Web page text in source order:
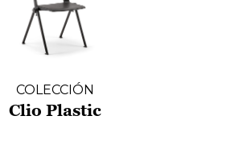
COLECCIÓN
Clio Plastic